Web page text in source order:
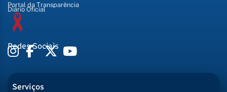
Portal da Transparência
Diário Oficial
Redes Sociais
Serviços